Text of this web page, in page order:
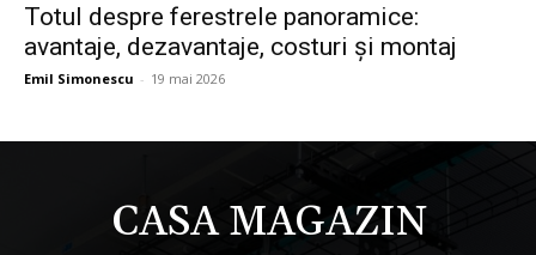
Totul despre ferestrele panoramice:
avantaje, dezavantaje, costuri și montaj
Emil Simonescu - 19 mai 2026
CASA MAGAZIN